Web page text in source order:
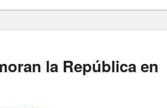
la República en